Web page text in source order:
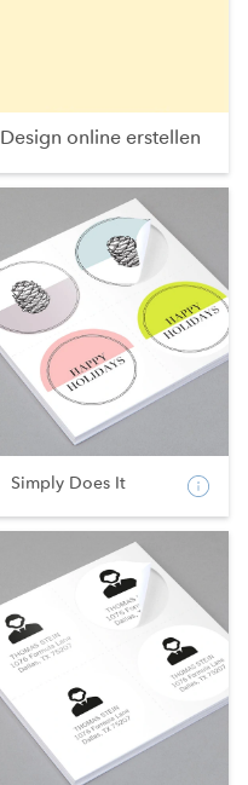
Design online erstellen
Simply Does It